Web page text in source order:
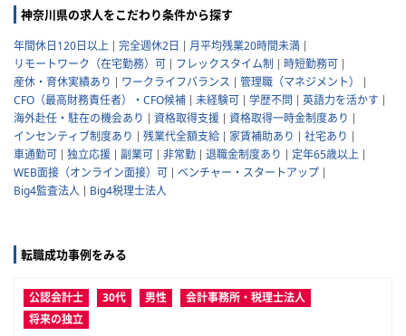
神奈川県の求人をこだわり条件から探す
年間休日120日以上 完全週休2日
月平均残業20時間未満
リモートワーク（在宅勤務）可
フレックスタイム制
時短勤務可
産休・育休実績あり
ワークライフバランス
管理職（マネジメント）
CFO（最高財務責任者）・CFO候補
未経験可 学歴不問
英語力を活かす
海外赴任・駐在の機会あり
資格取得支援
資格取得一時金制度あり
インセンティブ制度あり
残業代全額支給 家賃補助あり
社宅あり
車通勤可
独立応援 副業可 非常勤 退職金制度あり
定年65歳以上
WEB面接（オンライン面接）可
ベンチャー・スタートアップ
Big4監査法人
Big4税理士法人
転職成功事例をみる
公認会計士 30代 男性
会計事務所・税理士法人
将来の独立